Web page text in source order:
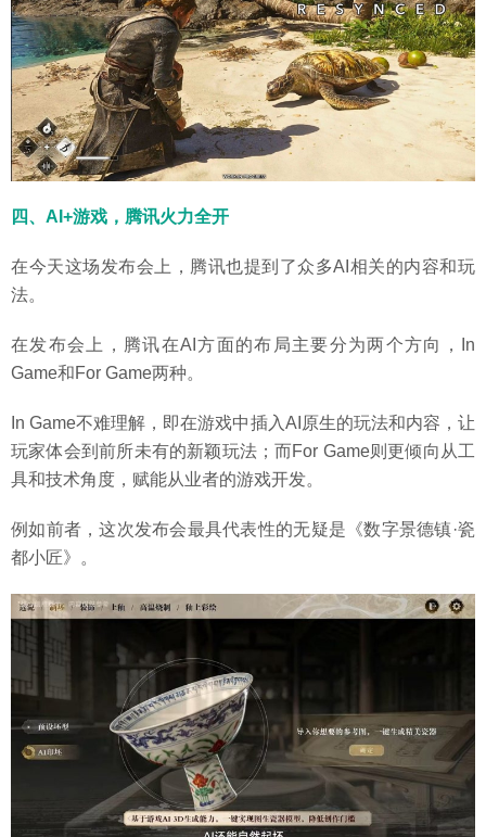
四、AI+游戏，腾讯火力全开
在今天这场发布会上，腾讯也提到了众多AI相关的内容和玩
法。
在发布会上，腾讯在AI方面的布局主要分为两个方向，In
Game和For Game两种。
In Game不难理解，即在游戏中插入AI原生的玩法和内容，让
玩家体会到前所未有的新颖玩法；而For Game则更倾向从工
具和技术角度，赋能从业者的游戏开发。
例如前者，这次发布会最具代表性的无疑是《数字景德镇·瓷
都小匠》。